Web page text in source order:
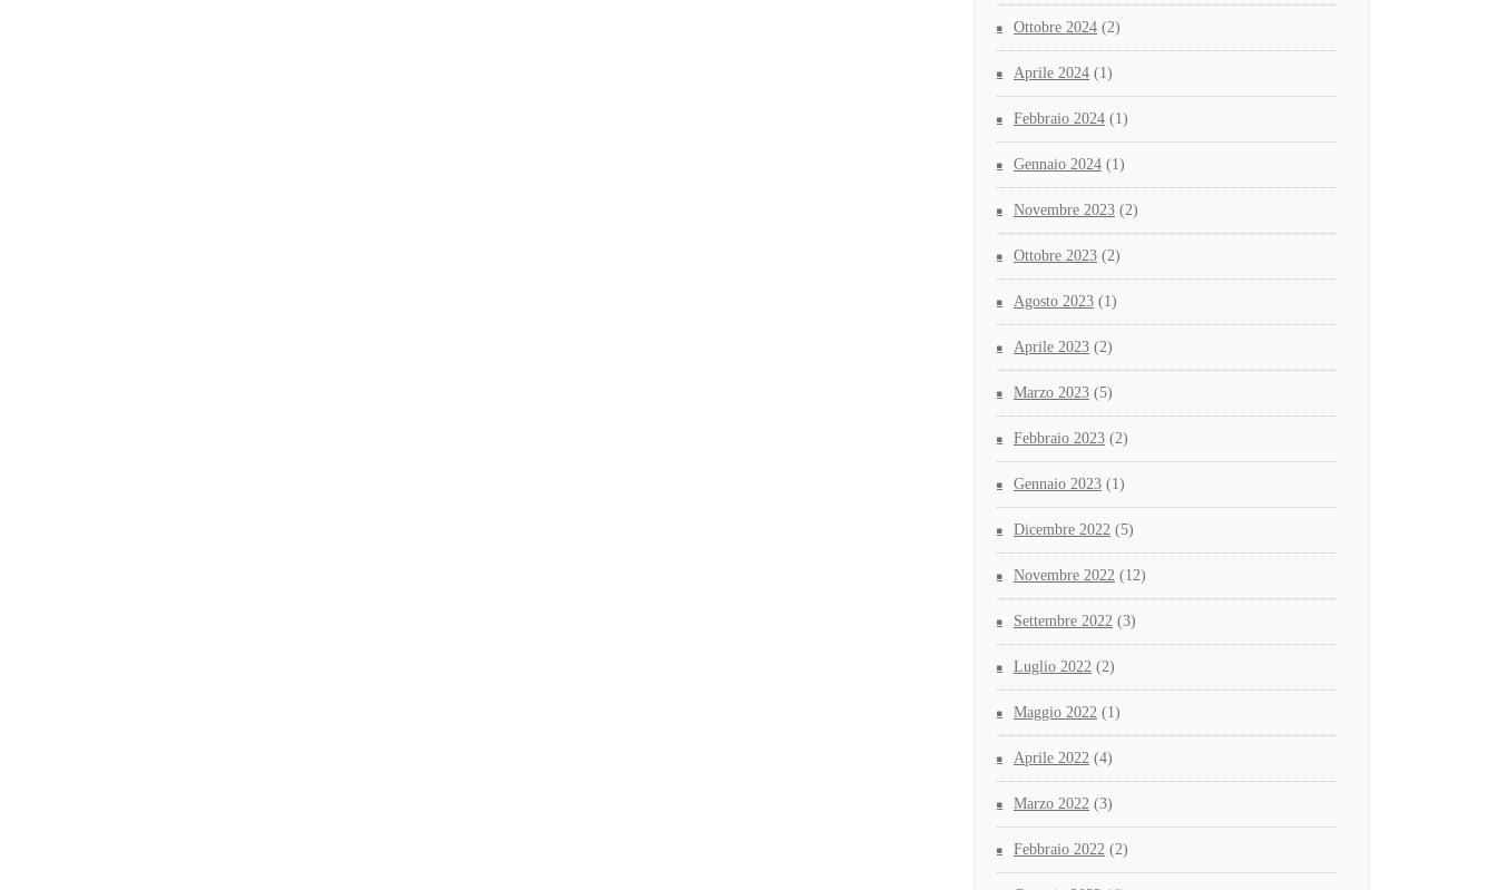
Ottobre 2024 (2)
Aprile 2024 (1)
Febbraio 2024 (1)
Gennaio 2024 (1)
Novembre 2023 (2)
Ottobre 2023 (2)
Agosto 2023 (1)
Aprile 2023 (2)
Marzo 2023 (5)
Febbraio 2023 (2)
Gennaio 2023 (1)
Dicembre 2022 (5)
Novembre 2022 (12)
Settembre 2022 (3)
Luglio 2022 (2)
Maggio 2022 (1)
Aprile 2022 (4)
Marzo 2022 (3)
Febbraio 2022 (2)